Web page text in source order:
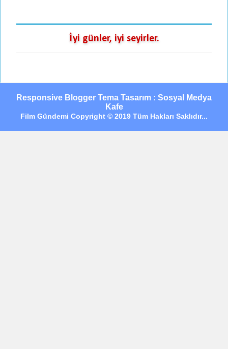
İyi günler, iyi seyirler.
Responsive Blogger Tema Tasarım : Sosyal Medya
Kafe
Film Gündemi Copyright © 2019 Tüm Hakları Saklıdır...